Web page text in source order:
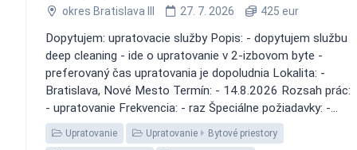
okres Bratislava III 27. 7. 2026 425 eur
Dopytujem: upratovacie služby Popis: - dopytujem službu
deep cleaning - ide o upratovanie v 2-izbovom byte -
preferovaný čas upratovania je dopoludnia Lokalita: -
Bratislava, Nové Mesto Termín: - 14.8.2026 Rozsah prác:
- upratovanie Frekvencia: - raz Špeciálne požiadavky: -...
Upratovanie Upratovanie Bytové priestory